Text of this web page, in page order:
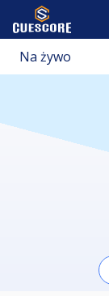
Na żywo